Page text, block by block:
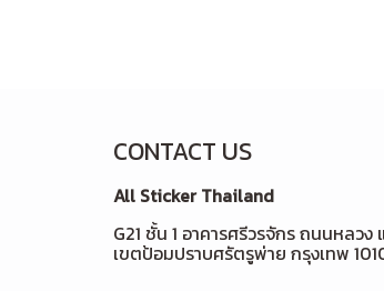
CONTACT US
All Sticker Thailand
G21 ชั้น 1 อาคารศรีวรจักร ถนนหลวง
เขตป้อมปราบศรัตรูพ่าย กรุงเทพ